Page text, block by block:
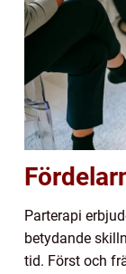
Parterapi
betydande
tid. Först och